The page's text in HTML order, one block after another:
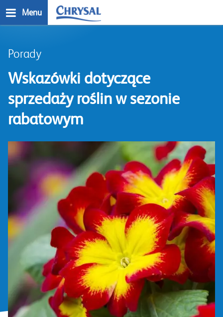
do
Menu
Porady
Wskazówki dotyczące
sprzedaży roślin w sezonie
rabatowym